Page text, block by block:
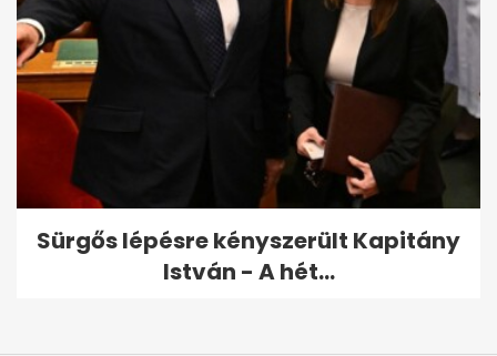
Sürgős lépésre kényszerült Kapitány
István - A hét...